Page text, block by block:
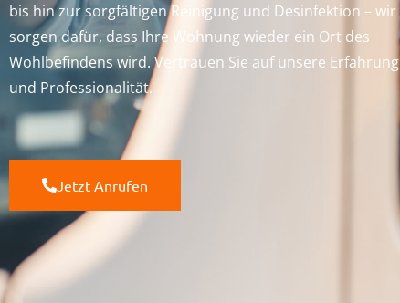
bis hin zur sorgfältigen Reinigung und Desinfektion – wir
sorgen dafür, dass Ihre Wohnung wieder ein Ort des
Wohlbefindens wird. Vertrauen Sie auf unsere Erfahrung
und Professionalität.
Jetzt Anrufen